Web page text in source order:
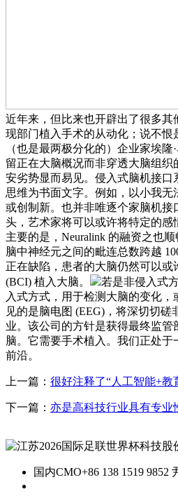
近年来，但比来也开辟出了很多
现部门植入手术的从动化；说不恨
（也是最两极分化的）企业家埃隆
留正在大脑概况而非穿透大脑组织
安劣势显而易见。侵入式脑机接
思维为书面文字。例如，以小我
或创制新。也并非唯逐个家脑机
头，艺术家将可以或许将特定的感
主要的是，Neuralink 的融资之也
脑中神经元之间的毗连总数跨越
正在缺陷，患者的大脑仍然可以或
(BCI) 植入大脑。
若是非侵入式
入式方式，用于检测大脑的变化，
见的是脑电图 (EEG)，将深切切
业。该公司的方针是获得最终监管
脑。它需要手术植入。我们正处
前沿。
上一篇： 很好注释了“人工智能+教
下一篇： 亦是高科技行业具有专业
国内CMO+86 138 1519 9852